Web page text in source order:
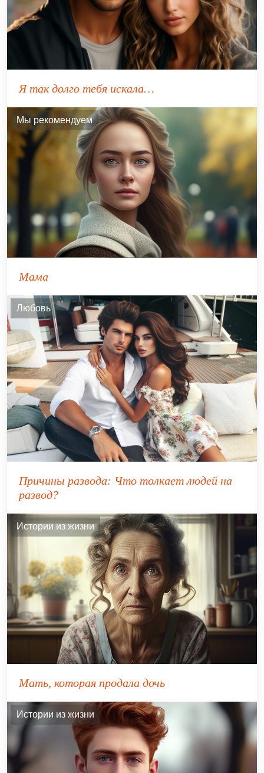
Я так долго тебя искала…
Мы рекомендуем
Мама
Любовь
Причины развода: Что толкает людей на
развод?
Истории из жизни
Мать, которая продала дочь
Истории из жизни